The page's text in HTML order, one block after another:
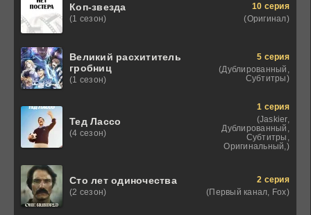
Коп-звезда
(1 сезон)
10 серия
(Оригинал)
Великий расхититель
гробниц
(1 сезон)
5 серия
(Дублированный,
Субтитры)
Тед Лассо
(4 сезон)
1 серия
(Jaskier,
Дублированный,
Субтитры,
Оригинальный,)
Сто лет одиночества
(2 сезон)
2 серия
(Первый канал, Fox)